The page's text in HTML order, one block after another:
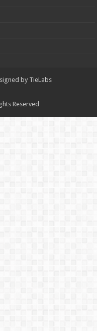
by TieLabs
Reserved